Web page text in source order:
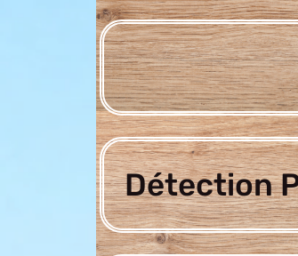
Détection